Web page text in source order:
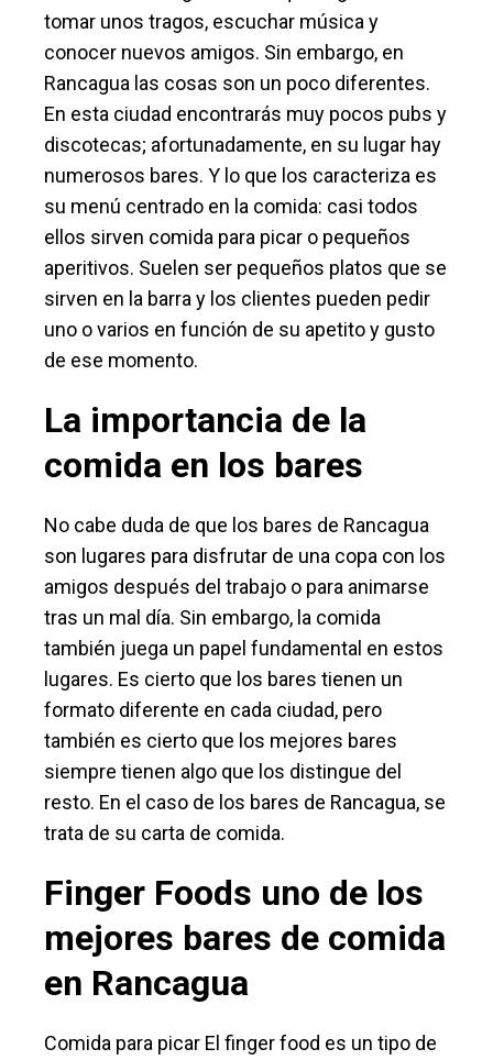
tomar unos tragos, escuchar música y
conocer nuevos amigos. Sin embargo, en
Rancagua las cosas son un poco diferentes.
En esta ciudad encontrarás muy pocos pubs y
discotecas; afortunadamente, en su lugar hay
numerosos bares. Y lo que los caracteriza es
su menú centrado en la comida: casi todos
ellos sirven comida para picar o pequeños
aperitivos. Suelen ser pequeños platos que se
sirven en la barra y los clientes pueden pedir
uno o varios en función de su apetito y gusto
de ese momento.
La importancia de la
comida en los bares
No cabe duda de que los bares de Rancagua
son lugares para disfrutar de una copa con los
amigos después del trabajo o para animarse
tras un mal día. Sin embargo, la comida
también juega un papel fundamental en estos
lugares. Es cierto que los bares tienen un
formato diferente en cada ciudad, pero
también es cierto que los mejores bares
siempre tienen algo que los distingue del
resto. En el caso de los bares de Rancagua, se
trata de su carta de comida.
Finger Foods uno de los
mejores bares de comida
en Rancagua
Comida para picar El finger food es un tipo de